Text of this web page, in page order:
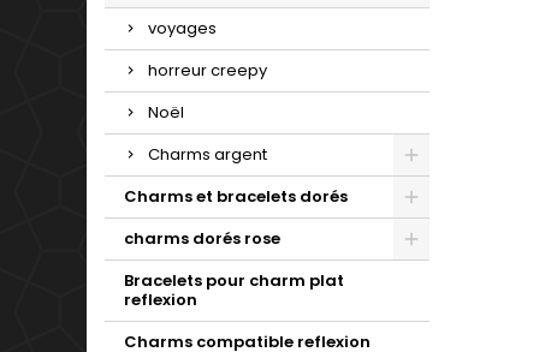
voyages
horreur creepy
Noël
Charms argent
Charms et bracelets dorés
charms dorés rose
Bracelets pour charm plat
reflexion
Charms compatible reflexion